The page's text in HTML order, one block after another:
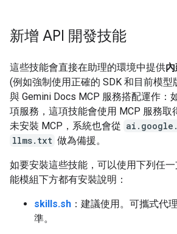
新增 API 開發技能
這些技能會直接在助理的環境中提供
(例如強制使用正確的 SDK 和目前模型
與 Gemini Docs MCP 服務搭配運作：
項服務，這項技能會使用 MCP 服務取
未安裝 MCP，系統也會從
llms.txt 做為備援。
如要安裝這些技能，可以使用下列任
能模組下方都有安裝說明：
skills.sh ：建議使用。可攜式代
準。